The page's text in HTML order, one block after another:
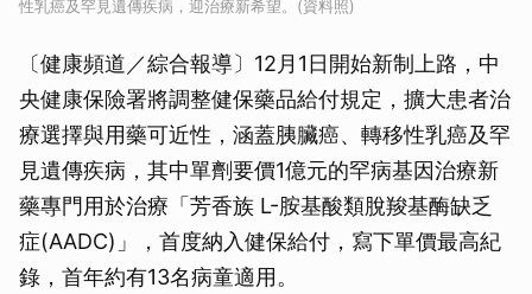
性乳癌及罕見遺傳疾病，迎治療新希望。(資料照)
〔健康頻道／綜合報導〕12月1日開始新制上路，中
央健康保險署將調整健保藥品給付規定，擴大患者治
療選擇與用藥可近性，涵蓋胰臟癌、轉移性乳癌及罕
見遺傳疾病，其中單劑要價1億元的罕病基因治療新
藥專門用於治療「芳香族 L-胺基酸類脫羧基酶缺乏
症(AADC)」，首度納入健保給付，寫下單價最高紀
錄，首年約有13名病童適用。